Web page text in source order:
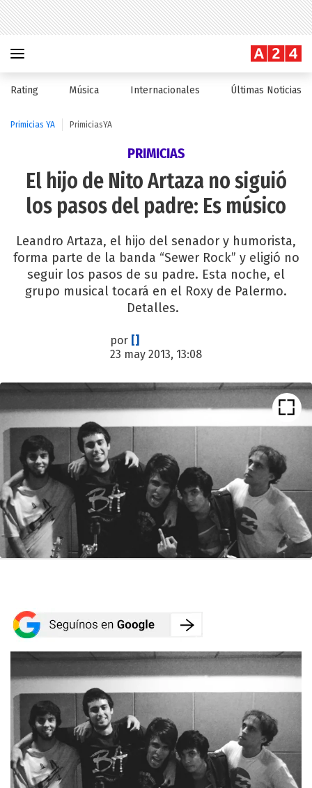
Rating Música Internacionales Últimas Noticias
Primicias YA PrimiciasYA
PRIMICIAS
El hijo de Nito Artaza no siguió
los pasos del padre: Es músico
Leandro Artaza, el hijo del senador y humorista,
forma parte de la banda “Sewer Rock” y eligió no
seguir los pasos de su padre. Esta noche, el
grupo musical tocará en el Roxy de Palermo.
Detalles.
por []
23 may 2013, 13:08